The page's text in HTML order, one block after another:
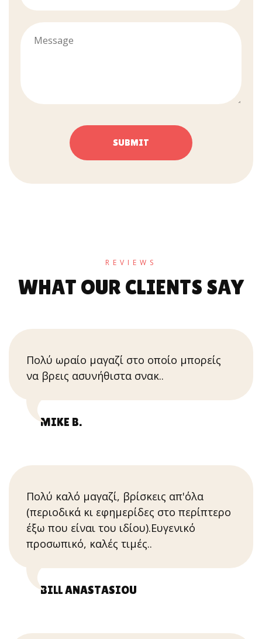
REVIEWS
WHAT OUR CLIENTS SAY
Πολύ ωραίο μαγαζί στο οποίο μπορείς
να βρεις ασυνήθιστα σνακ..
MIKE B.
Πολύ καλό μαγαζί, βρίσκεις απ'όλα
(περιοδικά κι εφημερίδες στο περίπτερο
έξω που είναι του ιδίου).Ευγενικό
προσωπικό, καλές τιμές..
BILL ANASTASIOU